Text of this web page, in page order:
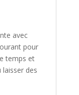
avec
pour
temps et
des